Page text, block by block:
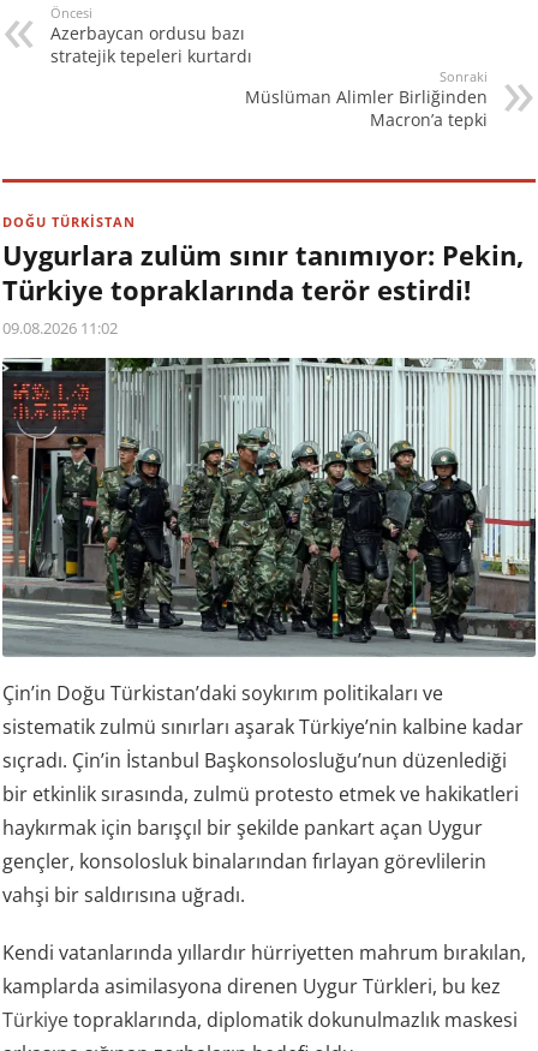
kaybeden sivil sayısı da
arttı. Öte yandan
Kremlin, ABD, Rusya ve
Eylül Pazar sabahı
cephe hattında, Ermeni…
Öncesi
Azerbaycan ordusu bazı
stratejik tepeleri kurtardı
Sonraki
Müslüman Alimler Birliğinden
Macron’a tepki
DOĞU TÜRKİSTAN
Uygurlara zulüm sınır tanımıyor: Pekin,
Türkiye topraklarında terör estirdi!
09.08.2026 11:02
Çin’in Doğu Türkistan’daki soykırım politikaları ve
sistematik zulmü sınırları aşarak Türkiye’nin kalbine kadar
sıçradı. Çin’in İstanbul Başkonsolosluğu’nun düzenlediği
bir etkinlik sırasında, zulmü protesto etmek ve hakikatleri
haykırmak için barışçıl bir şekilde pankart açan Uygur
gençler, konsolosluk binalarından fırlayan görevlilerin
vahşi bir saldırısına uğradı.
Kendi vatanlarında yıllardır hürriyetten mahrum bırakılan,
kamplarda asimilasyona direnen Uygur Türkleri, bu kez
Türkiyetopraklarında, diplomatik dokunulmazlık maskesi